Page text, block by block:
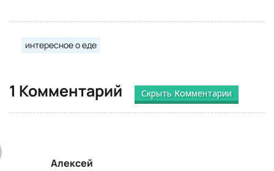
интересное о еде
1 Комментарий Скрыть Комментарии
Алексей